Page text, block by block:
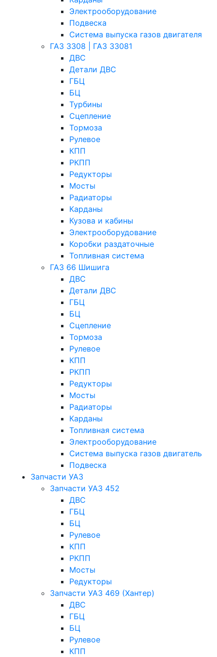
Электрооборудование
Подвеска
Система выпуска газов двигателя
ГАЗ 3308 | ГАЗ 33081
ДВС
Детали ДВС
ГБЦ
БЦ
Турбины
Сцепление
Тормоза
Рулевое
КПП
РКПП
Редукторы
Мосты
Радиаторы
Карданы
Кузова и кабины
Электрооборудование
Коробки раздаточные
Топливная система
ГАЗ 66 Шишига
ДВС
Детали ДВС
ГБЦ
БЦ
Сцепление
Тормоза
Рулевое
КПП
РКПП
Редукторы
Мосты
Радиаторы
Карданы
Топливная система
Электрооборудование
Система выпуска газов двигатель
Подвеска
Запчасти УАЗ
Запчасти УАЗ 452
ДВС
ГБЦ
БЦ
Рулевое
КПП
РКПП
Мосты
Редукторы
Запчасти УАЗ 469 (Хантер)
ДВС
ГБЦ
БЦ
Рулевое
КПП